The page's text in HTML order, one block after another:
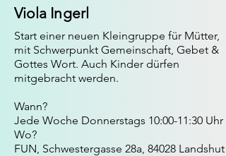
Viola Ingerl
Start einer neuen Kleingruppe für Mütter,
mit Schwerpunkt Gemeinschaft, Gebet &
Gottes Wort. Auch Kinder dürfen
mitgebracht werden.
Wann?
Jede Woche Donnerstags 10:00-11:30 Uhr
Wo?
FUN, Schwestergasse 28a, 84028 Landshut